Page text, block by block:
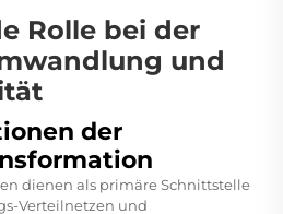
Rolle bei der
und
der
dienen als primäre Schnittstelle
Verteilnetzen und